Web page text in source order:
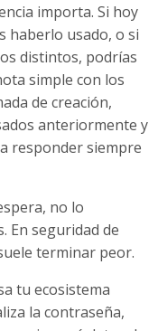
importa. Si hoy
haberlo usado, o si
distintos, podrías
simple con los
de creación,
anteriormente y
responder siempre
no lo
En seguridad de
terminar peor.
tu ecosistema
la contraseña,